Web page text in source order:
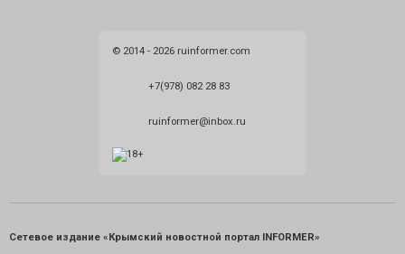
© 2014 - 2026 ruinformer.com
+7(978) 082 28 83
ruinformer@inbox.ru
Сетевое издание «Крымский новостной портал INFORMER»